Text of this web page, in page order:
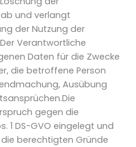
und verlangt
der Nutzung der
Verantwortliche
Daten für die Zwecke
die betroffene Person
Ausübung
gegen die
1 DS-GVO eingelegt und
berechtigten Gründe